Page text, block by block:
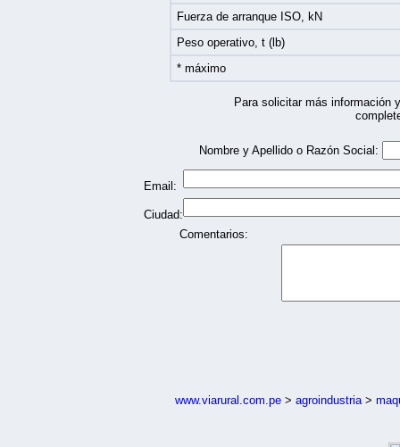
Fuerza de arranque ISO, kN
Peso operativo, t (lb)
* máximo
Para solicitar más información
Nombre y Apellido o Razón Social:
Email:
Ciudad:
Comentarios:
www.viarural.com.pe > agroindustria>